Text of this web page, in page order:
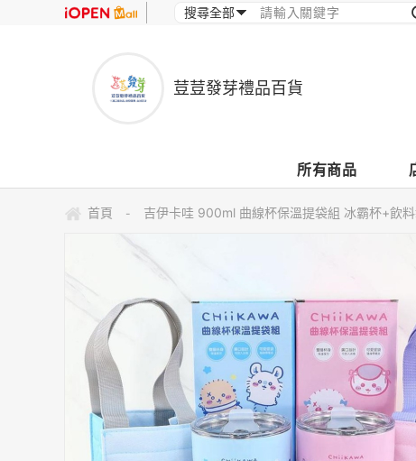
荳荳發芽禮品百貨
所有商品
首頁 - 吉伊卡哇 900ml 曲線杯保溫提袋組 冰霸杯+飲